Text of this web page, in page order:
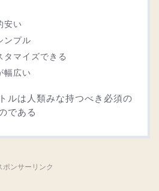
安い
ンプル
タマイズできる
幅広い
ルは人類みな持つべき必須の
である
ポンサーリンク